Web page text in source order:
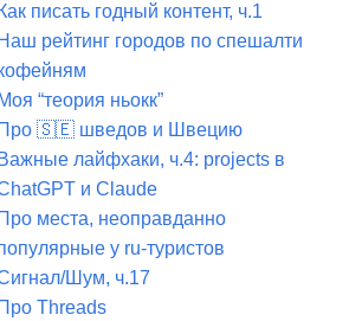
Как писать годный контент, ч.1
Наш рейтинг городов по спешалти
Моя “теория ньокк”
Про 🇸🇪 шведов и Швецию
Важные лайфхаки, ч.4: projects в
и Claude
Про места, неоправданно
у ru-туристов
Шум, ч.17
Про Threads